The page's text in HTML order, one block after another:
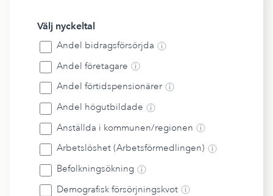
Välj nyckeltal
Andel bidragsförsörjda
Andel företagare
Andel förtidspensionärer
Andel högutbildade
Anställda i kommunen/regionen
Arbetslöshet (Arbetsförmedlingen)
Befolkningsökning
Demografisk försörjningskvot